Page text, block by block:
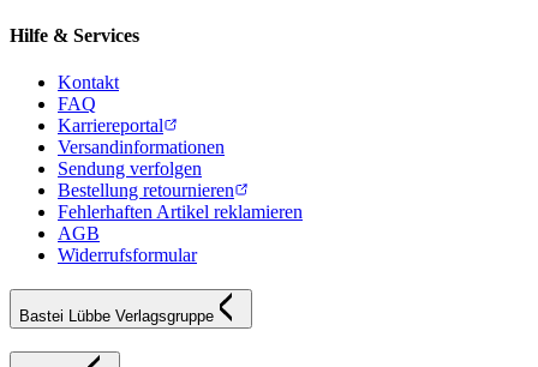
Hilfe & Services
Kontakt
FAQ
Karriereportal
Versandinformationen
Sendung verfolgen
Bestellung retournieren
Fehlerhaften Artikel reklamieren
AGB
Widerrufsformular
Bastei Lübbe Verlagsgruppe